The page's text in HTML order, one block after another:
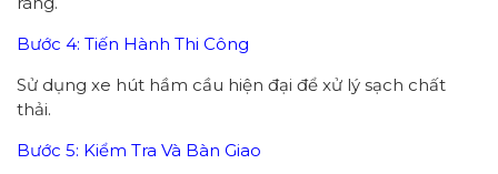
Bước 4: Tiến Hành Thi Công
Sử dụng xe hút hầm cầu hiện đại để xử lý sạch chất
thải.
Bước 5: Kiểm Tra Và Bàn Giao